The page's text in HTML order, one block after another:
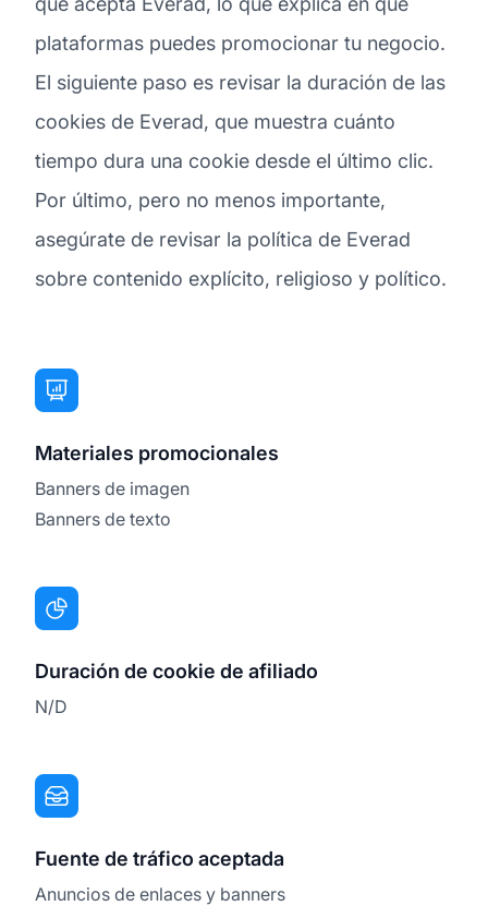
plataformas puedes promocionar tu negocio.
El siguiente paso es revisar la duración de las
cookies de Everad, que muestra cuánto
tiempo dura una cookie desde el último clic.
Por último, pero no menos importante,
asegúrate de revisar la política de Everad
sobre contenido explícito, religioso y político.
Materiales promocionales
Banners de imagen
Banners de texto
Duración de cookie de afiliado
N/D
Fuente de tráfico aceptada
Anuncios de enlaces y banners